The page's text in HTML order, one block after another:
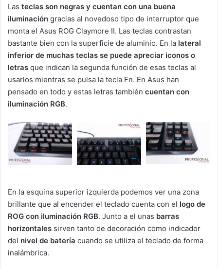
Las teclas son negras y cuentan con una buena
iluminación gracias al novedoso tipo de interruptor que
monta el Asus ROG Claymore II. Las teclas contrastan
bastante bien con la superficie de aluminio. En la lateral
inferior de muchas teclas se puede apreciar iconos o
letras que indican la segunda función de esas teclas al
usarlos mientras se pulsa la tecla Fn. En Asus han
pensado en todo y estas letras también cuentan con
iluminación RGB.
En la esquina superior izquierda podemos ver una zona
brillante que al encender el teclado cuenta con el logo de
ROG con iluminación RGB. Junto a el unas barras
horizontales sirven tanto de decoración como indicador
del nivel de batería cuando se utiliza el teclado de forma
inalámbrica.